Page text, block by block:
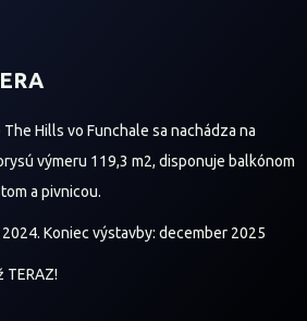
Hills vo Funchale sa nachádza na
výmeru 119,3 m2, disponuje balkónom
a pivnicou.
Koniec výstavby: december 2025
TERAZ!